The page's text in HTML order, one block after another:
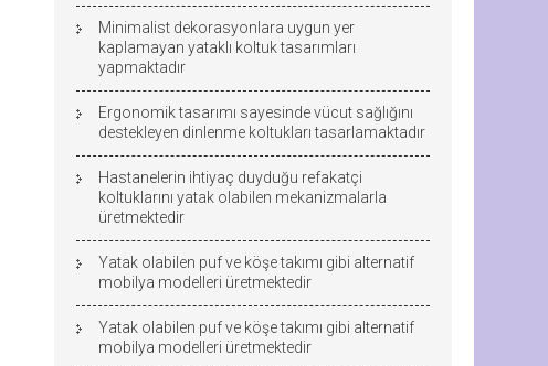
Minimalist dekorasyonlara uygun yer
kaplamayan yataklı koltuk tasarımları
yapmaktadır
Ergonomik tasarımı sayesinde vücut sağlığını
destekleyen dinlenme koltukları tasarlamaktadır
Hastanelerin ihtiyaç duyduğu refakatçi
koltuklarını yatak olabilen mekanizmalarla
üretmektedir
Yatak olabilen puf ve köşe takımı gibi alternatif
mobilya modelleri üretmektedir
Yatak olabilen puf ve köşe takımı gibi alternatif
mobilya modelleri üretmektedir